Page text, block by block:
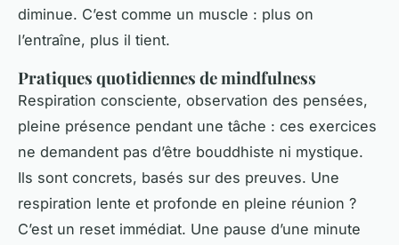
diminue. C’est comme un muscle : plus on
l’entraîne, plus il tient.
Pratiques quotidiennes de mindfulness
Respiration consciente, observation des pensées,
pleine présence pendant une tâche : ces exercices
ne demandent pas d’être bouddhiste ni mystique.
Ils sont concrets, basés sur des preuves. Une
respiration lente et profonde en pleine réunion ?
C’est un reset immédiat. Une pause d’une minute